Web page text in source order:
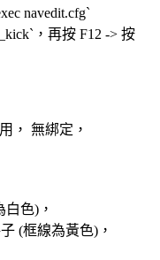
navedit.cfg`
，再按 F12 -> 按
， 無綁定，
色)，
(框線為黃色)，